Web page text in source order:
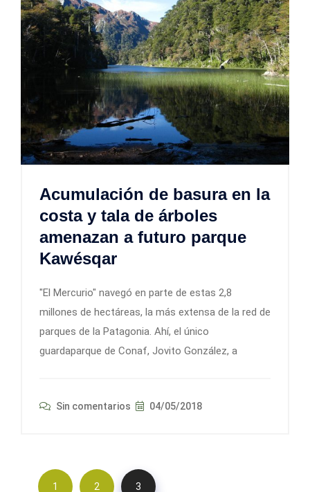
Acumulación de basura en la
costa y tala de árboles
amenazan a futuro parque
Kawésqar
"El Mercurio" navegó en parte de estas 2,8
millones de hectáreas, la más extensa de la red de
parques de la Patagonia. Ahí, el único
guardaparque de Conaf, Jovito González, a
Sin comentarios 04/05/2018
1 2 3